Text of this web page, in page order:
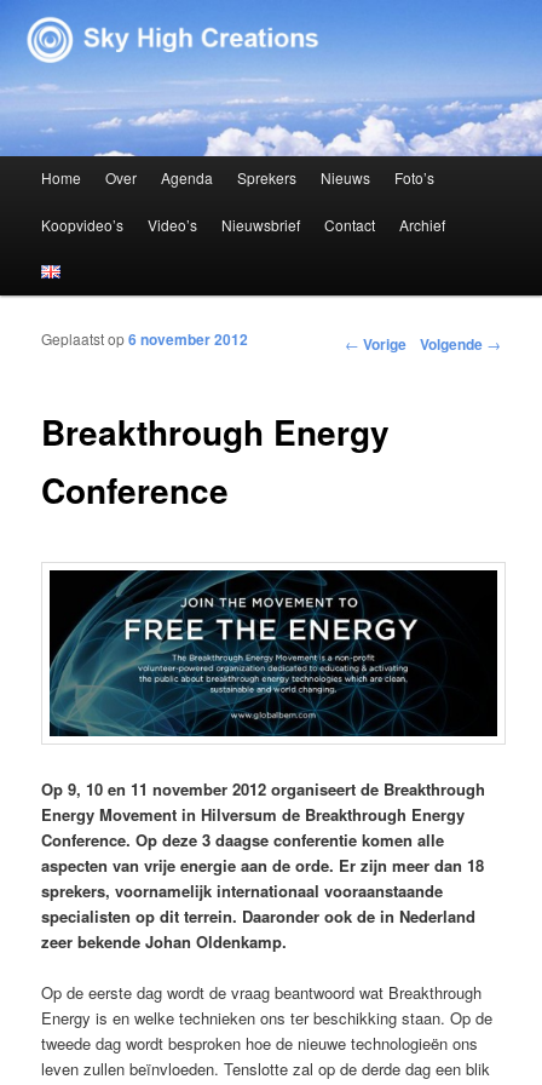
Sky High Creations
Spring naar de primaire inhoud
Spring naar de secundaire inhoud
Home Over Agenda Sprekers Nieuws Foto’s
Koopvideo’s Video’s Nieuwsbrief Contact Archief
Bericht navigatie ← Vorige Volgende →
Breakthrough Energy
Conference
Geplaatst op6 november 2012
Op 9, 10 en 11 november 2012 organiseert de Breakthrough
Energy Movement in Hilversum de Breakthrough Energy
Conference. Op deze 3 daagse conferentie komen alle
aspecten van vrije energie aan de orde. Er zijn meer dan 18
sprekers, voornamelijk internationaal vooraanstaande
specialisten op dit terrein. Daaronder ook de in Nederland
zeer bekende Johan Oldenkamp.
Op de eerste dag wordt de vraag beantwoord wat Breakthrough
Energy is en welke technieken ons ter beschikking staan. Op de
tweede dag wordt besproken hoe de nieuwe technologieën ons
leven zullen beïnvloeden. Tenslotte zal op de derde dag een blik